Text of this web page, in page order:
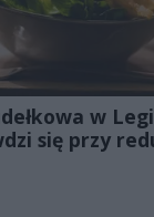
w
się przy